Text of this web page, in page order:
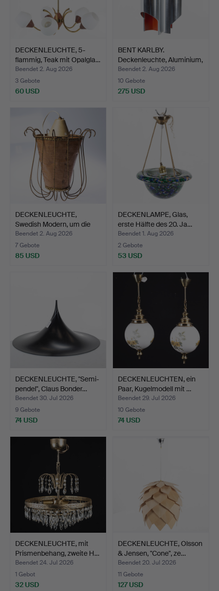
DECKENLEUCHTE, 5-
flammig, Teak mit Opalgla…
Beendet 2. Aug 2026
3 Gebote
60 USD
BENT KARLBY.
Deckenleuchte, Aluminium,
Lyf…
Beendet 2. Aug 2026
10 Gebote
275 USD
DECKENLEUCHTE,
Swedish Modern, um die
1940…
Beendet 2. Aug 2026
7 Gebote
85 USD
DECKENLAMPE, Glas,
erste Hälfte des 20. Ja…
Beendet 1. Aug 2026
2 Gebote
53 USD
DECKENLEUCHTE, "Semi-
pendel", Claus Bonder…
Beendet 30. Jul 2026
9 Gebote
74 USD
DECKENLEUCHTEN, ein
Paar, Kugelmodell mit …
Beendet 29. Jul 2026
10 Gebote
74 USD
DECKENLEUCHTE, mit
Prismenbehang, zweite H…
Beendet 24. Jul 2026
1 Gebot
32 USD
DECKENLEUCHTE, Olsson
& Jensen, "Cone", ze…
Beendet 20. Jul 2026
11 Gebote
127 USD